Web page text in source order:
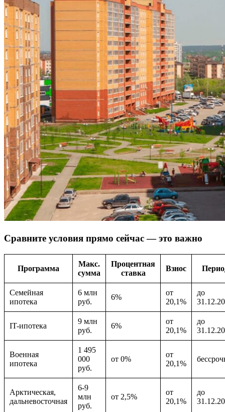
Сравните условия прямо сейчас — это важно
Программа
Макс.
сумма
Процентная
ставка
Взнос
Семейная
ипотека
6 млн
руб.
6%
от
20,1%
до
IT-ипотека
9 млн
руб.
6%
от
20,1%
до
Военная
ипотека
1 495
000
руб.
от 0%
от
20,1%
Арктическая,
дальневосточная
6-9
млн
руб.
от 2,5%
от
20,1%
до